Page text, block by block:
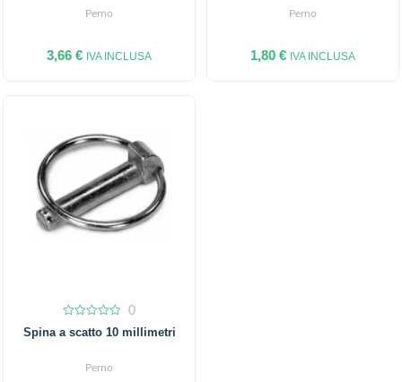
Perno
3,66 € IVA INCLUSA
Perno
1,80 € IVA INCLUSA
out
0
Spina a scatto 10 millimetri
Perno